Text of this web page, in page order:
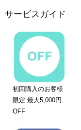
サービスガイド
初回購入のお客様
限定 最大5,000円
OFF